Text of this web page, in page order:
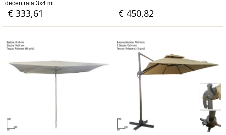
decentrata 3x4 mt
€ 333,61 € 450,82